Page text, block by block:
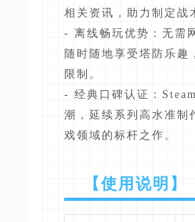
相关资讯，助力制定战
- 离线畅玩优势：无需
随时随地享受塔防乐趣
限制。
- 经典口碑认证：
潮，延续系列高水准制
戏领域的标杆之作。
【使用说明】